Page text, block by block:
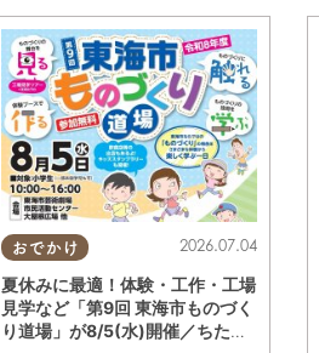
おでかけ 2026.07.04
夏休みに最適！体験・工作・工場
見学など「第9回 東海市ものづく
り道場」が8/5(水)開催／ちたま